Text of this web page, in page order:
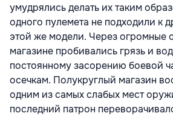
умудрялись делать их таким
одного пулемета не подходили к
этой же модели. Через огромные
магазине пробивались грязь и
постоянному засорению боевой
осечкам. Полукруглый магазин
одним из самых слабых мест
последний патрон